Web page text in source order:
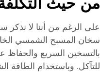
على الرغم من أننا لا
سخان المسبح الشمسي الخاص
بالتسخين السريع والحفاظ
للتآكل. وباستخدام الطاقة